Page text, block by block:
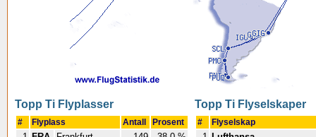
Topp Ti Flyplasser
# Flyplass Antall Prosent
Topp Ti Flyselskaper
# Flyselskap